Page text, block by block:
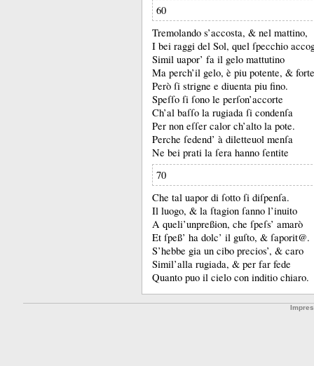
60
Tremolando s’accosta, & nel mattino,
I bei raggi del Sol, quel ſpecchio
Simil uapor’ fa il gelo mattutino
Ma perch’il gelo, è piu potente, & forte
Però ſi strigne e diuenta piu fino.
Speſſo ſi ſono le perſon’accorte
Ch’al baſſo la rugiada ſi condenſa
Per non eſſer calor ch’alto la pote.
Perche ſedend’ à diletteuol menſa
Ne bei prati la ſera hanno ſentite
70
Che tal uapor di ſotto ſi diſpenſa.
Il luogo, & la ſtagion ſanno l’inuito
A queli’unpreßion, che ſpeſs’ amarò
Et ſpeß’ ha dolc’ il guſto, & ſaporit@.
S’hebbe gia un cibo precios’, & caro
Simil’alla rugiada, & per far fede
Quanto puo il cielo con inditio chiaro.